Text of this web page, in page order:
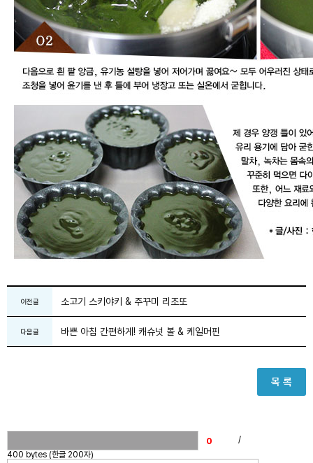
이전글 소고기 스키야키 & 주꾸미 리조또
다음글 바쁜 아침 간편하게! 캐슈넛 볼 & 케일머핀
목 록
/
400 bytes (한글 200자)